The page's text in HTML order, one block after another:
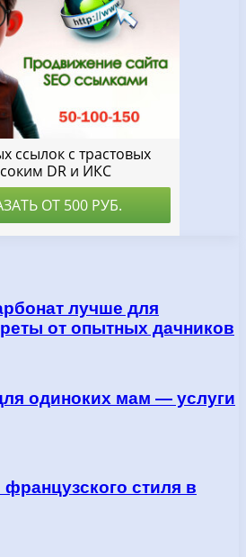
лучше для
от опытных дачников
одиноких мам — услуги
стиля в